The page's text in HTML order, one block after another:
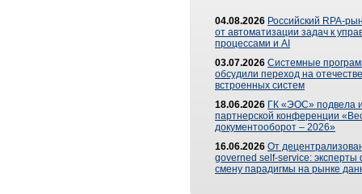
04.08.2026 Российский RPA-
от автоматизации задач к
процессами и AI
03.07.2026 Системные
обсудили переход на
встроенных систем
18.06.2026 ГК «ЭОС» подвела
партнерской конференции
документооборот – 2026»
16.06.2026 От
governed self-service: эксперты
смену парадигмы на рынке